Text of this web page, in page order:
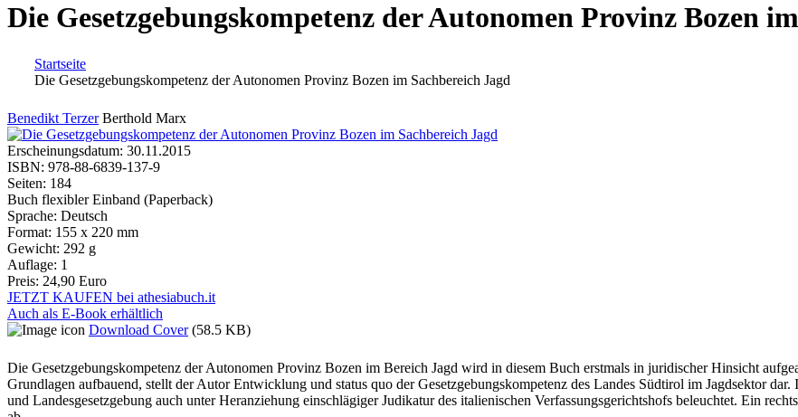
Die Gesetzgebungskompetenz der Autonomen Provinz Bozen
Sie sind hier
Startseite
Die Gesetzgebungskompetenz der Autonomen Provinz Bozen im Sachbereich Jagd
Benedikt Terzer Berthold Marx
Erscheinungsdatum: 30.11.2015
ISBN: 978-88-6839-137-9
Seiten: 184
Buch flexibler Einband (Paperback)
Sprache: Deutsch
Format: 155 x 220 mm
Gewicht: 292 g
Auflage: 1
Preis: 24,90 Euro
JETZT KAUFEN bei athesiabuch.it
Auch als E-Book erhältlich
Download Cover (58.5 KB)
Die Gesetzgebungskompetenz der Autonomen Provinz Bozen im Bereich Jagd wird in diesem Buch erstmals in juridischer Hinsicht
Grundlagen aufbauend, stellt der Autor Entwicklung und status quo der Gesetzgebungskompetenz des Landes Südtirol im Jagdsektor
und Landesgesetzgebung auch unter Heranziehung einschlägiger Judikatur des italienischen Verfassungsgerichtshofs beleuchtet. Ein